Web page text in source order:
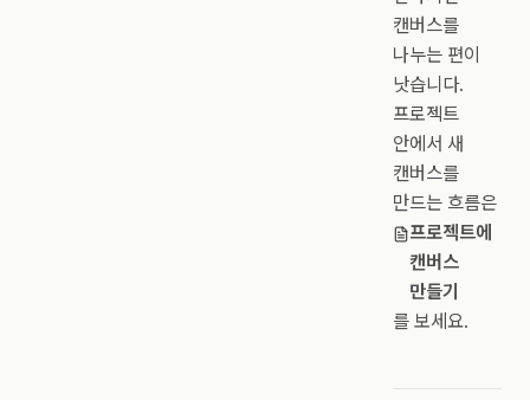
캔버스를
나누는 편이
낫습니다.
프로젝트
안에서 새
캔버스를
만드는 흐름은
프로젝트에
캔버스
만들기
를 보세요.